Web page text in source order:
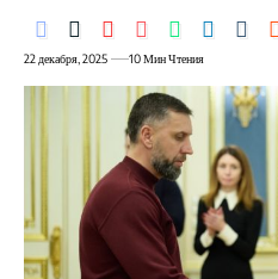
22 декабря, 2025 10 Мин Чтения